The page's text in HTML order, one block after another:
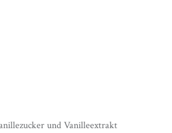
und Vanilleextrakt